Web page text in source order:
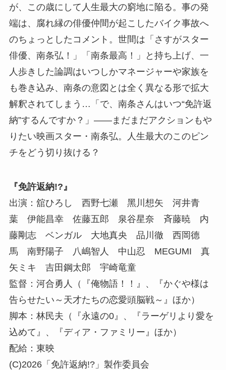
が、この歳にして人生最大の窮地に陥る。事の発
端は、腐れ縁の俳優仲間が起こしたバイク事故へ
のちょっとしたコメント。世間は「さすがスター
俳優、南条弘！」「南条最高！」と持ち上げ、一
人歩きした論調はいつしかマネージャーや家族を
も巻き込み、南条の意図とは全く異なる形で拡大
解釈されてしまう…「で、南条さんはいつ“免許返
納”するんですか？」――まだまだアクションもや
りたい映画スター・南条弘。人生最大のこのピン
チをどう切り抜ける？
『免許返納!?』
出演：舘ひろし ⻄野七瀬 ⿊川想⽮ 河井⻘
葉 伊能昌幸 佐藤五郎 泉⾕星奈 ⻫藤暁 内
藤剛志 ベンガル ⼤地真央 品川徹 ⻄岡德
⾺ 南野陽⼦ ⼋嶋智⼈ 中⼭忍 MEGUMI 真
⽮ミキ 吉⽥鋼太郎 宇崎⻯童
監督：河合勇人（『俺物語！！』、『かぐや様は
告らせたい～天才たちの恋愛頭脳戦～』ほか）
脚本：林民夫（『永遠の0』、『ラーゲリより愛を
込めて』、『ディア・ファミリー』ほか）
配給：東映
(C)2026「免許返納!?」製作委員会